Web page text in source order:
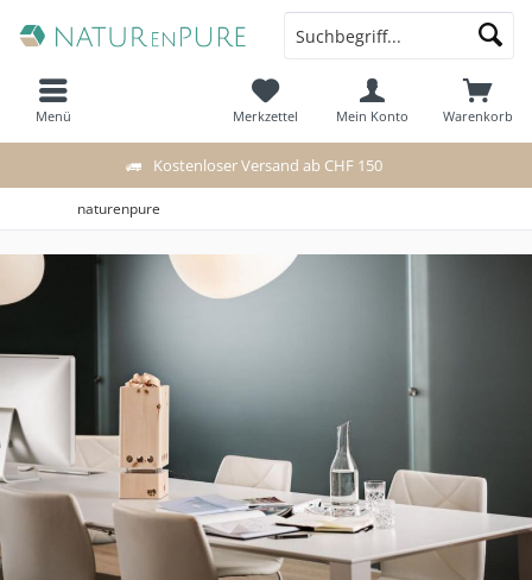
Kostenloser Versand ab CHF 150
Warenkorb
Merkzettel Mein Konto
Menü
naturenpure